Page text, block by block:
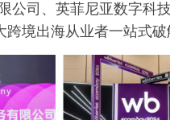
公司、英菲尼亚数字科
跨境出海从业者一站式